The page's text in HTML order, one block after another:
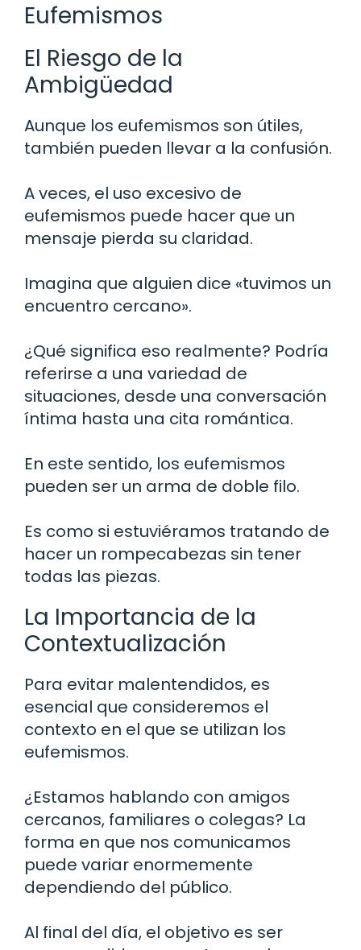
Eufemismos
El Riesgo de la
Ambigüedad
Aunque los eufemismos son útiles,
también pueden llevar a la confusión.
A veces, el uso excesivo de
eufemismos puede hacer que un
mensaje pierda su claridad.
Imagina que alguien dice «tuvimos un
encuentro cercano».
¿Qué significa eso realmente? Podría
referirse a una variedad de
situaciones, desde una conversación
íntima hasta una cita romántica.
En este sentido, los eufemismos
pueden ser un arma de doble filo.
Es como si estuviéramos tratando de
hacer un rompecabezas sin tener
todas las piezas.
La Importancia de la
Contextualización
Para evitar malentendidos, es
esencial que consideremos el
contexto en el que se utilizan los
eufemismos.
¿Estamos hablando con amigos
cercanos, familiares o colegas? La
forma en que nos comunicamos
puede variar enormemente
dependiendo del público.
Al final del día, el objetivo es ser